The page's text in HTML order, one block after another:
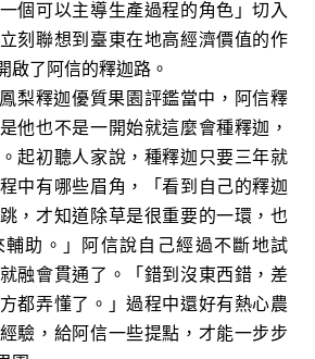
個可以主導生產過程的角色」切入
刻聯想到臺東在地高經濟價值的作
了阿信的釋迦路。
釋迦優質果園評鑑當中，阿信釋
他也不是一開始就這麼會種釋迦，
起初聽人家說，種釋迦只要三年就
中有哪些眉角，「看到自己的釋迦
，才知道除草是很重要的一環，也
助。」阿信說自己經過不斷地試
融會貫通了。「錯到沒東西錯，差
都弄懂了。」過程中還好有熱心農
驗，給阿信一些提點，才能一步步